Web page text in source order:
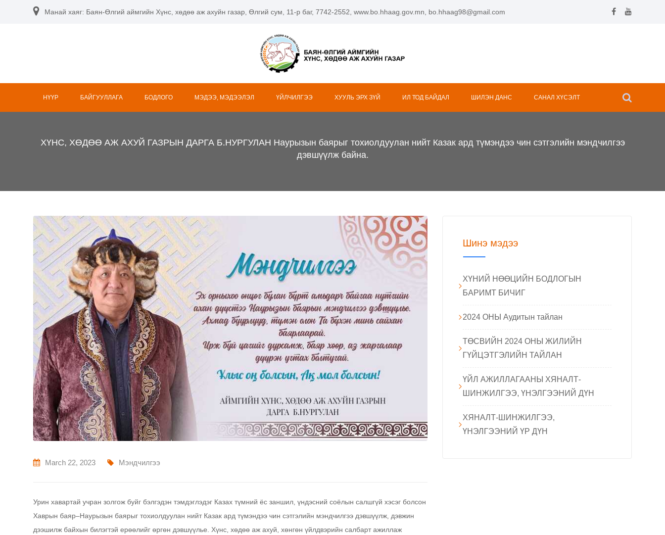
Манай хаяг: Баян-Өлгий аймгийн Хүнс, хөдөө аж ахуйн газар, Өлгий сум, 11-р баг, 7742-2552, www.bo.hhaag.gov.mn, bo.hhaag98@gmail.com
НҮҮР БАЙГУУЛЛАГА БОДЛОГО МЭДЭЭ, МЭДЭЭЛЭЛ ҮЙЛЧИЛГЭЭ ХУУЛЬ ЭРХ ЗҮЙ ИЛ ТОД БАЙДАЛ ШИЛЭН ДАНС САНАЛ ХҮСЭЛТ
ХҮНС, ХӨДӨӨ АЖ АХУЙ ГАЗРЫН ДАРГА Б.НУРГУЛАН Наурызын баярыг тохиолдуулан нийт Казак ард түмэндээ чин сэтгэлийн мэндчилгээ
дэвшүүлж байна.
March 22, 2023 Мэндчилгээ
Урин хавартай учран золгож буйг бэлгэдэн тэмдэглэдэг Казах түмний ёс заншил, үндэсний соёлын салшгүй хэсэг болсон
Хаврын баяр–Наурызын баярыг тохиолдуулан нийт Казак ард түмэндээ чин сэтгэлийн мэндчилгээ дэвшүүлж, дэвжин
дээшилж байхын билэгтэй ерөөлийг өргөн дэвшүүлье. Хүнс, хөдөө аж ахуй, хөнгөн үйлдвэрийн салбарт ажиллаж
Шинэ мэдээ
ХҮНИЙ НӨӨЦИЙН БОДЛОГЫН
БАРИМТ БИЧИГ
2024 ОНЫ Аудитын тайлан
ТӨСВИЙН 2024 ОНЫ ЖИЛИЙН
ГҮЙЦЭТГЭЛИЙН ТАЙЛАН
ҮЙЛ АЖИЛЛАГААНЫ ХЯНАЛТ-
ШИНЖИЛГЭЭ, ҮНЭЛГЭЭНИЙ ДҮН
ХЯНАЛТ-ШИНЖИЛГЭЭ,
ҮНЭЛГЭЭНИЙ ҮР ДҮН